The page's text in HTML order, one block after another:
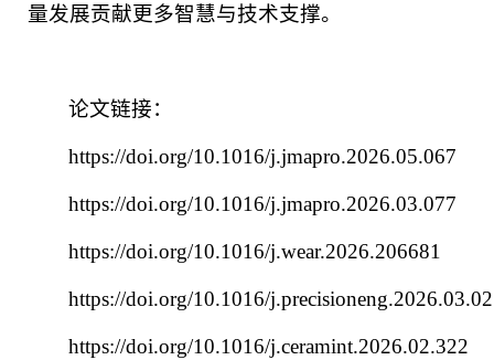
量发展贡献更多智慧与技术支撑。
论文链接：
https://doi.org/10.1016/j.jmapro.2026.05.067
https://doi.org/10.1016/j.jmapro.2026.03.077
https://doi.org/10.1016/j.wear.2026.206681
https://doi.org/10.1016/
https://doi.org/10.1016/j.ceramint.2026.02.322